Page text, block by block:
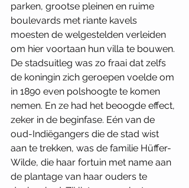
parken, grootse pleinen en ruime
boulevards met riante kavels
moesten de welgestelden verleiden
om hier voortaan hun villa te bouwen.
De stadsuitleg was zo fraai dat zelfs
de koningin zich geroepen voelde om
in 1890 even polshoogte te komen
nemen. En ze had het beoogde effect,
zeker in de beginfase. Eén van de
oud-Indiëgangers die de stad wist
aan te trekken, was de familie Hüffer-
Wilde, die haar fortuin met name aan
de plantage van haar ouders te